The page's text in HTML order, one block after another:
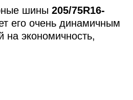
шины 205/75R16-
его очень динамичным
на экономичность,